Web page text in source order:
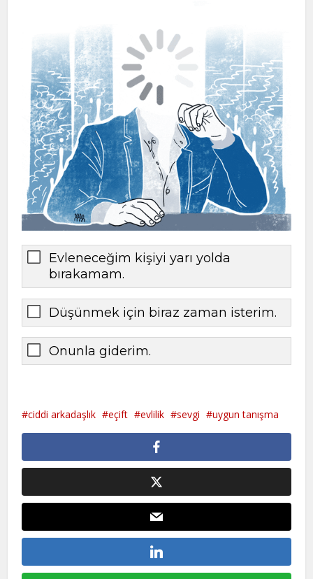
Evleneceğim kişiyi yarı yolda
bırakamam.
Düşünmek için biraz zaman isterim.
Onunla giderim.
ciddi arkadaşlık eçift evlilik sevgi uygun tanışma